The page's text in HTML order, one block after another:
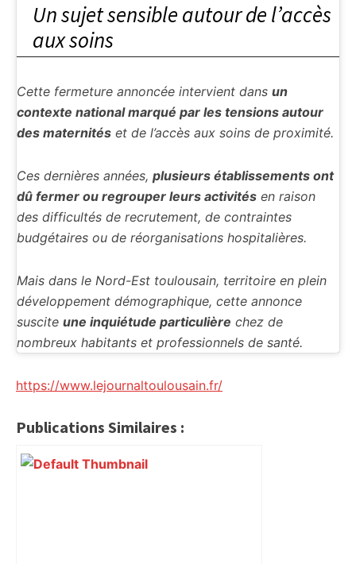
Un sujet sensible autour de l’accès
aux soins
Cette fermeture annoncée intervient dans un
contexte national marqué par les tensions autour
des maternités et de l’accès aux soins de proximité.
Ces dernières années, plusieurs établissements ont
dû fermer ou regrouper leurs activités en raison
des difficultés de recrutement, de contraintes
budgétaires ou de réorganisations hospitalières.
Mais dans le Nord-Est toulousain, territoire en plein
développement démographique, cette annonce
suscite une inquiétude particulière chez de
nombreux habitants et professionnels de santé.
https://www.lejournaltoulousain.fr/
Publications Similaires :